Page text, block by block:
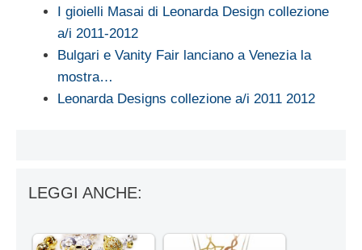
I gioielli Masai di Leonarda Design collezione
a/i 2011-2012
Bulgari e Vanity Fair lanciano a Venezia la
mostra…
Leonarda Designs collezione a/i 2011 2012
LEGGI ANCHE: